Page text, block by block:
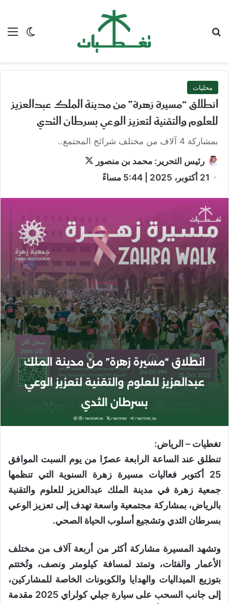
الوضع
محليات
انطلاق “مسيرة زهرة” من مدينة الملك عبدالعزيز
للعلوم والتقنية لتعزيز الوعي بسرطان الثدي
بمشاركة 4 آلاف من مختلف شرائح المجتمع..
رئيس التحرير: محمد بن منصور
21 أكتوبر، 2025 | 5:44 مساءً
تغطيات – الرياض:
تنطلق عند الساعة الرابعة عصرًا من يوم السبت الموافق
25 أكتوبر فعاليات مسيرة زهرة السنوية التي تنظمها
جمعية زهرة في مدينة الملك عبدالعزيز للعلوم والتقنية
بالرياض، بمشاركة مجتمعية واسعة تهدف إلى تعزيز الوعي
بسرطان الثدي وتشجيع أسلوب الحياة الصحي.
وتشهد المسيرة مشاركة أكثر من أربعة آلاف من مختلف
الأعمار والفئات، وتمتد لمسافة كيلومتر ونصف، وتُختتم
بتوزيع الميداليات والهدايا والكوبونات الخاصة للمشاركين،
إلى جانب السحب على سيارة جيلي كولراي 2025 مقدمة